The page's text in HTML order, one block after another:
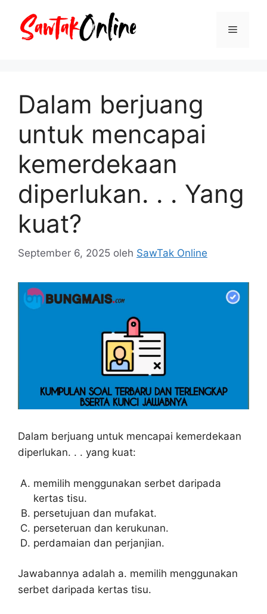
Menu
Dalam berjuang
untuk mencapai
kemerdekaan
diperlukan. . . Yang
kuat?
September 6, 2025 oleh SawTak Online
Dalam berjuang untuk mencapai kemerdekaan
diperlukan. . . yang kuat:
memilih menggunakan serbet daripada
kertas tisu.
persetujuan dan mufakat.
perseteruan dan kerukunan.
perdamaian dan perjanjian.
Jawabannya adalah a. memilih menggunakan
serbet daripada kertas tisu.